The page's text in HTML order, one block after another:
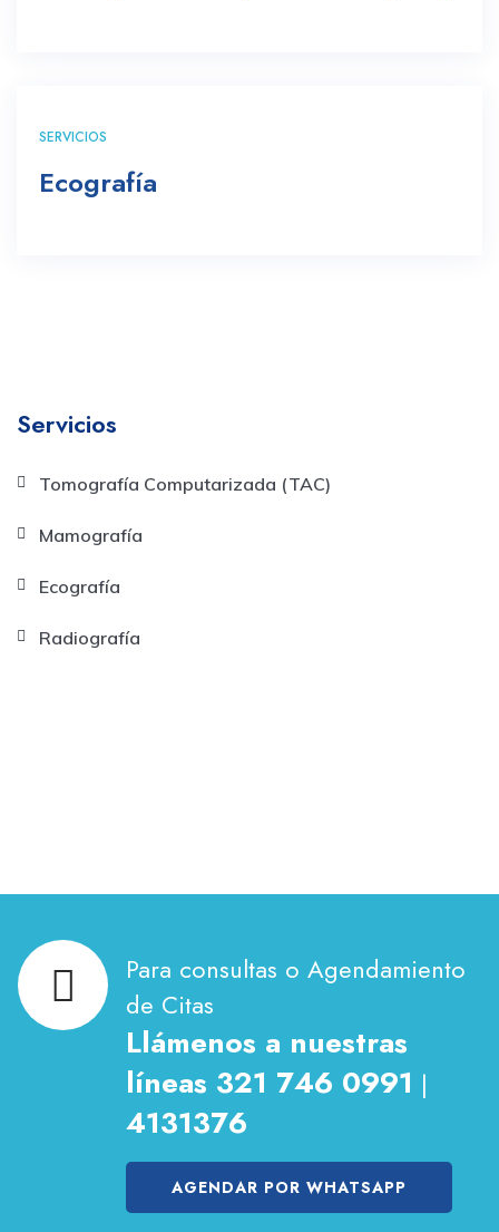
SERVICIOS
Ecografía
Servicios
Tomografía Computarizada (TAC)
Mamografía
Ecografía
Radiografía
Para consultas o Agendamiento
de Citas
Llámenos a nuestras
líneas 321 746 0991 |
4131376
AGENDAR POR WHATSAPP